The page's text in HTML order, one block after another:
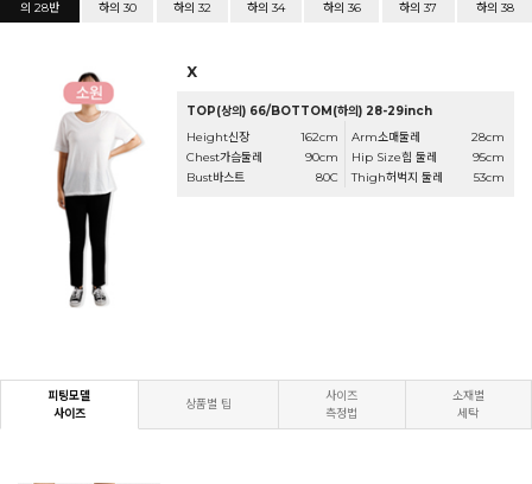
의 28반
하의 30
하의 32
하의 34
하의 36
하의 37
하의 38
X
TOP(상의) 66/BOTTOM(하의) 28-29inch
Height신장
162cm
Chest가슴둘레
90cm
Bust바스트
80C
Arm소매둘레
28cm
Hip Size힙 둘레
95cm
Thigh허벅지 둘레
53cm
피팅모델
사이즈
상품별 팁
사이즈
측정법
소재별
세탁